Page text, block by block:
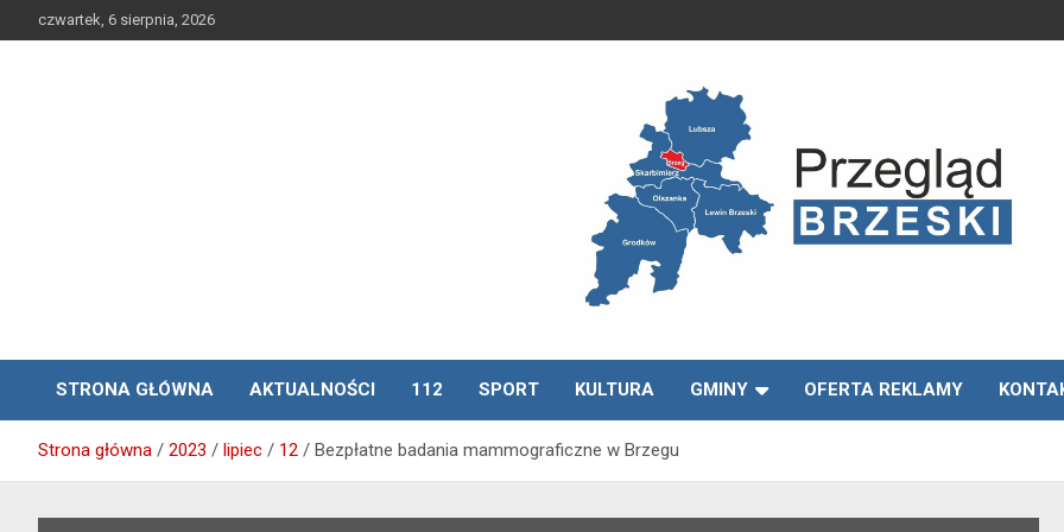
to
czwartek, 6 sierpnia, 2026
Przegląd Brzeski –
wiadomości Brzeg
Brzeg24
STRONA GŁÓWNA
AKTUALNOŚCI 112 SPORT KULTURA GMINY OFERTA REKLAMY
Strona główna 2023 lipiec 12 Bezpłatne badania mammograficzne w Brzegu